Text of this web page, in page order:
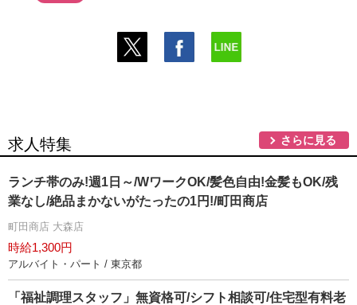
求人特集 さらに見る
ランチ帯のみ!週1日～/WワークOK/髪色自由!金髪もOK/残
業なし/絶品まかないがたったの1円!/町田商店
町田商店 大森店
時給1,300円
アルバイト・パート / 東京都
「福祉調理スタッフ」無資格可/シフト相談可/住宅型有料老